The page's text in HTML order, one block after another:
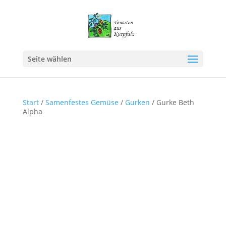
Seite wählen
Start/ Samenfestes Gemüse / Gurken / Gurke Beth
Alpha